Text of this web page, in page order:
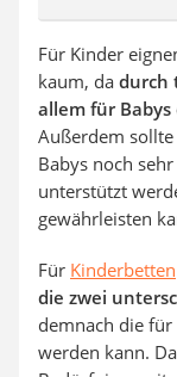
Für Kinder
kaum, da durch
allem für
Außerdem
Babys noch
unterstützt
gewährleisten
Für Kinderbetten
die zwei
demnach die für
werden kann.